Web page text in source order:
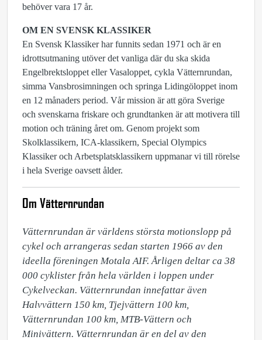
behöver vara 17 år.
OM EN SVENSK KLASSIKER
En Svensk Klassiker har funnits sedan 1971 och är en
idrottsutmaning utöver det vanliga där du ska skida
Engelbrektsloppet eller Vasaloppet, cykla Vätternrundan,
simma Vansbrosimningen och springa Lidingöloppet inom
en 12 månaders period. Vår mission är att göra Sverige
och svenskarna friskare och grundtanken är att motivera till
motion och träning året om. Genom projekt som
Skolklassikern, ICA-klassikern, Special Olympics
Klassiker och Arbetsplatsklassikern uppmanar vi till rörelse
i hela Sverige oavsett ålder.
Om Vätternrundan
Vätternrundan är världens största motionslopp på
cykel och arrangeras sedan starten 1966 av den
ideella föreningen Motala AIF. Årligen deltar ca 38
000 cyklister från hela världen i loppen under
Cykelveckan. Vätternrundan innefattar även
Halvvättern 150 km, Tjejvättern 100 km,
Vätternrundan 100 km, MTB-Vättern och
Minivättern. Vätternrundan är en del av den